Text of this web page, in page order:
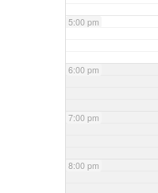
5:00 pm
6:00 pm
7:00 pm
8:00 pm